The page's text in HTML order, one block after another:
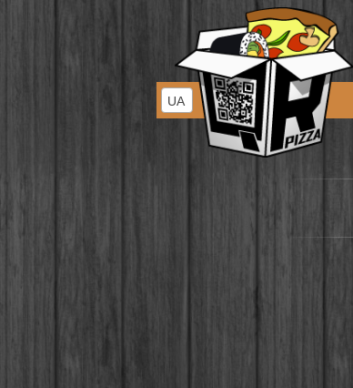
UA